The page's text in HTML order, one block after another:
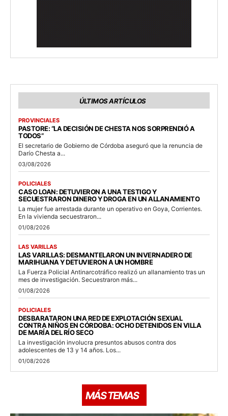
ÚLTIMOS ARTÍCULOS
PROVINCIALES
PASTORE: “LA DECISIÓN DE CHESTA NOS SORPRENDIÓ A
TODOS”
El secretario de Gobierno de Córdoba aseguró que la renuncia de
Darío Chesta a...
03/08/2026
POLICIALES
CASO LOAN: DETUVIERON A UNA TESTIGO Y
SECUESTRARON DINERO Y DROGA EN UN ALLANAMIENTO
La mujer fue arrestada durante un operativo en Goya, Corrientes.
En la vivienda secuestraron...
01/08/2026
LAS VARILLAS
LAS VARILLAS: DESMANTELARON UN INVERNADERO DE
MARIHUANA Y DETUVIERON A UN HOMBRE
La Fuerza Policial Antinarcotráfico realizó un allanamiento tras un
mes de investigación. Secuestraron más...
01/08/2026
POLICIALES
DESBARATARON UNA RED DE EXPLOTACIÓN SEXUAL
CONTRA NIÑOS EN CÓRDOBA: OCHO DETENIDOS EN VILLA
DE MARÍA DEL RÍO SECO
La investigación involucra presuntos abusos contra dos
adolescentes de 13 y 14 años. Los...
01/08/2026
MÁS TEMAS